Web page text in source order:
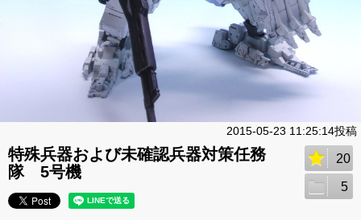
2015-05-23 11:25:14投稿
特殊兵器および未確認兵器対策任務
隊 5号機
20
5